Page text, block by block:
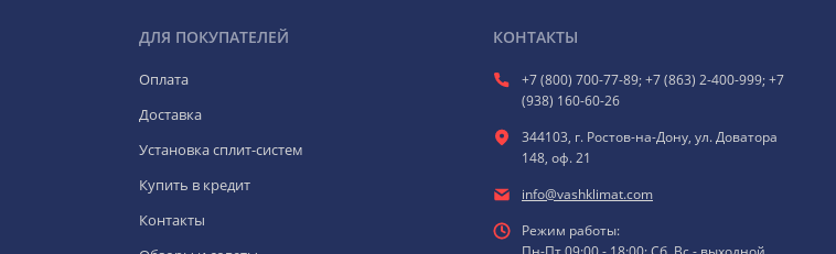
ДЛЯ ПОКУПАТЕЛЕЙ
Оплата
Доставка
Установка сплит-систем
Купить в кредит
Контакты
КОНТАКТЫ
+7 (800) 700-77-89; +7 (863) 2-400-999; +7
(938) 160-60-26
344103, г. Ростов-на-Дону, ул. Доватора
148, оф. 21
info@vashklimat.com
Режим работы: